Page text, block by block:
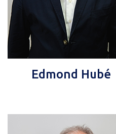
Edmond Hubé